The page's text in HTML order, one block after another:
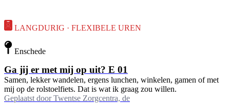
LANGDURIG · FLEXIBELE UREN
Enschede
Ga jij er met mij op uit? E 01
Samen, lekker wandelen, ergens lunchen, winkelen, gamen of met
mij op de rolstoelfiets. Dat is wat ik graag zou willen.
Geplaatst door Twentse Zorgcentra, de